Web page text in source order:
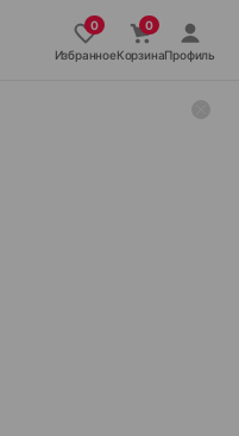
ИзбранноеКорзинаПрофиль